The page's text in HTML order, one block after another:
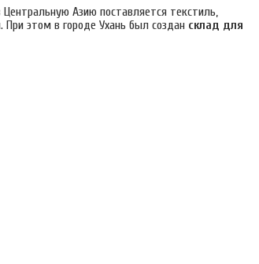
Азию поставляется текстиль,
этом в городе Ухань был создан склад для